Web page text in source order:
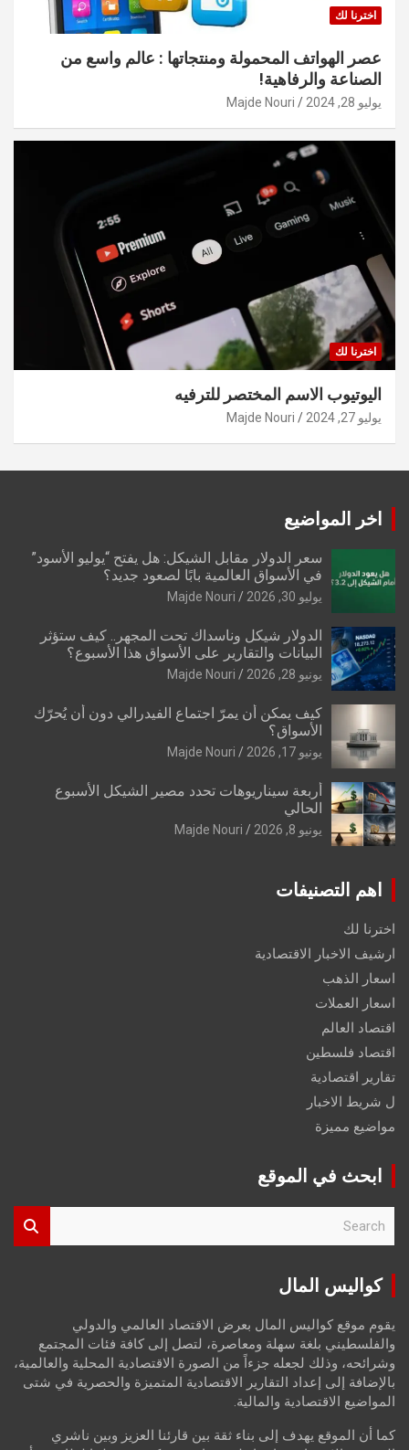
اخترنا لك
عصر الهواتف المحمولة ومنتجاتها : عالم واسع من
الصناعة والرفاهية!
يوليو 28, 2024 Majde Nouri
اخترنا لك
اليوتيوب الاسم المختصر للترفيه
يوليو 27, 2024 Majde Nouri
اخر المواضيع
سعر الدولار مقابل الشيكل: هل يفتح “يوليو الأسود”
في الأسواق العالمية بابًا لصعود جديد؟
يوليو 30, 2026 Majde Nouri
الدولار شيكل وناسداك تحت المجهر.. كيف ستؤثر
البيانات والتقارير على الأسواق هذا الأسبوع؟
يونيو 28, 2026 Majde Nouri
كيف يمكن أن يمرّ اجتماع الفيدرالي دون أن يُحرّك
الأسواق؟
يونيو 17, 2026 Majde Nouri
أربعة سيناريوهات تحدد مصير الشيكل الأسبوع
الحالي
يونيو 8, 2026 Majde Nouri
اهم التصنيفات
اخترنا لك
ارشيف الاخبار الاقتصادية
اسعار الذهب
اسعار العملات
اقتصاد العالم
اقتصاد فلسطين
تقارير اقتصادية
ل شريط الاخبار
مواضيع مميزة
ابحث في الموقع
r
كواليس المال
يقوم موقع كواليس المال بعرض الاقتصاد العالمي والدولي
والفلسطيني بلغة سهلة ومعاصرة، لتصل إلى كافة فئات المجتمع
وشرائحه، وذلك لجعله جزءاً من الصورة الاقتصادية المحلية والعالمية،
بالإضافة إلى إعداد التقارير الاقتصادية المتميزة والحصرية في شتى
المواضيع الاقتصادية والمالية.
كما أن الموقع يهدف إلى بناء ثقة بين قارئنا العزيز وبين ناشري